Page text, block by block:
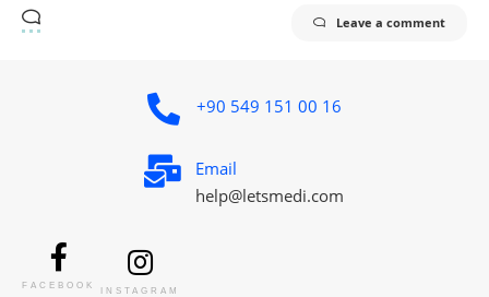
Leave a comment
+90 549 151 00 16
Email
help@letsmedi.com
FACEBOOK
INSTAGRAM